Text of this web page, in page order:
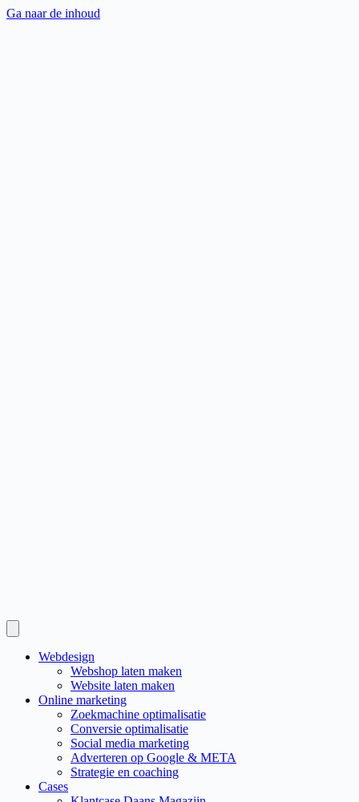
Ga naar de inhoud
Webdesign
Webshop laten maken
Website laten maken
Online marketing
Zoekmachine optimalisatie
Conversie optimalisatie
Social media marketing
Adverteren op Google & META
Strategie en coaching
Cases